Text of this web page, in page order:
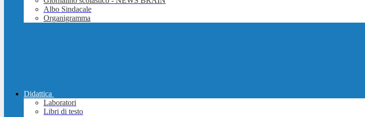
Albo Sindacale
Organigramma
Didattica
Laboratori
Libri di testo